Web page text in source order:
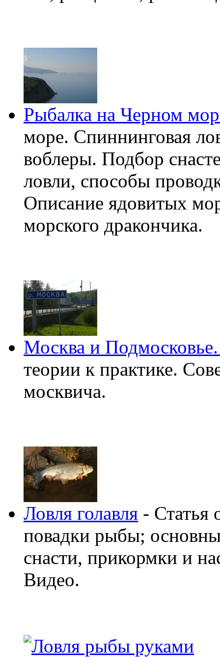
Рыбалка на Черном
море. Спиннинговая
воблеры. Подбор
ловли, способы
Описание ядовитых
морского дракончика.
Москва и
теории к практике.
москвича.
Ловля голавля - Статья
повадки рыбы;
снасти, прикормки и
Видео.